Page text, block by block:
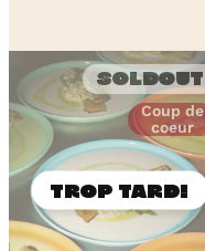
Soldout
Coup de
coeur